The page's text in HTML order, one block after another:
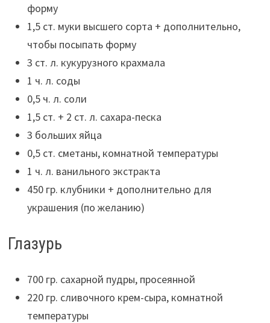
форму
1,5 ст. муки высшего сорта + дополнительно,
чтобы посыпать форму
3 ст. л. кукурузного крахмала
1 ч. л. соды
0,5 ч. л. соли
1,5 ст. + 2 ст. л. сахара-песка
3 больших яйца
0,5 ст. сметаны, комнатной температуры
1 ч. л. ванильного экстракта
450 гр. клубники + дополнительно для
украшения (по желанию)
Глазурь
700 гр. сахарной пудры, просеянной
220 гр. сливочного крем-сыра, комнатной
температуры